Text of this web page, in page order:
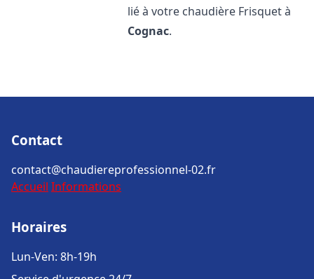
lié à votre chaudière Frisquet à
Cognac.
Contact
contact@chaudiereprofessionnel-02.fr
Accueil Informations
Horaires
Lun-Ven: 8h-19h